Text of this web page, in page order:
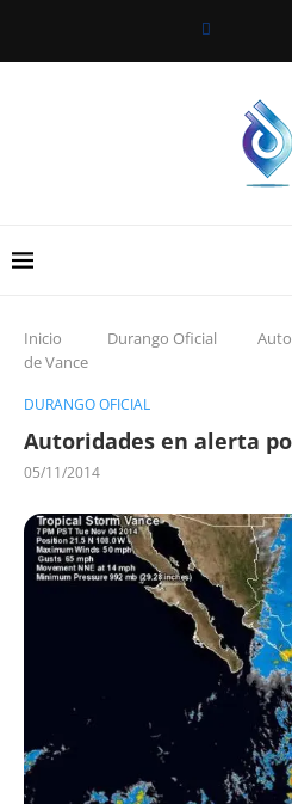
Inicio Durango Oficial
de Vance
DURANGO OFICIAL
Autoridades en alerta
05/11/2014